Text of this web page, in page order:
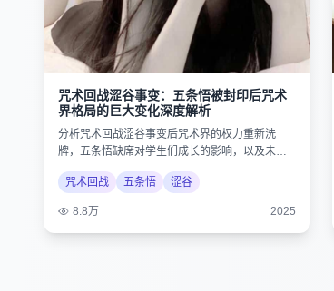
咒术回战涩谷事变：五条悟被封印后咒术
界格局的巨大变化深度解析
分析咒术回战涩谷事变后咒术界的权力重新洗
牌，五条悟缺席对学生们成长的影响，以及未来
剧情的可能发展。
咒术回战
五条悟 涩谷
8.8万 2025